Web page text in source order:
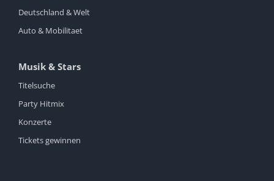
Deutschland & Welt
Auto & Mobilitaet
Musik & Stars
Titelsuche
Party Hitmix
Konzerte
Tickets gewinnen